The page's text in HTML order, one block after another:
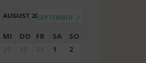
AUGUST 2026SEPTEMBER
MI DO FR SA SO
1 2